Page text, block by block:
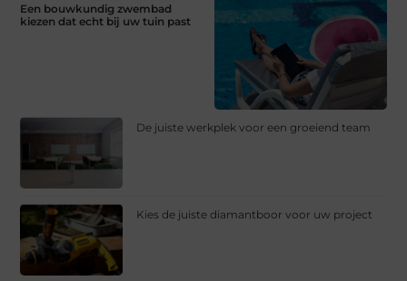
Een bouwkundig zwembad
kiezen dat echt bij uw tuin past
De juiste werkplek voor een groeiend team
Kies de juiste diamantboor voor uw project